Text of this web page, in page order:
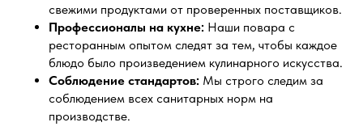
свежими продуктами от проверенных поставщиков.
Профессионалы на кухне: Наши повара с
ресторанным опытом следят за тем, чтобы каждое
блюдо было произведением кулинарного искусства.
Соблюдение стандартов: Мы строго следим за
соблюдением всех санитарных норм на
производстве.